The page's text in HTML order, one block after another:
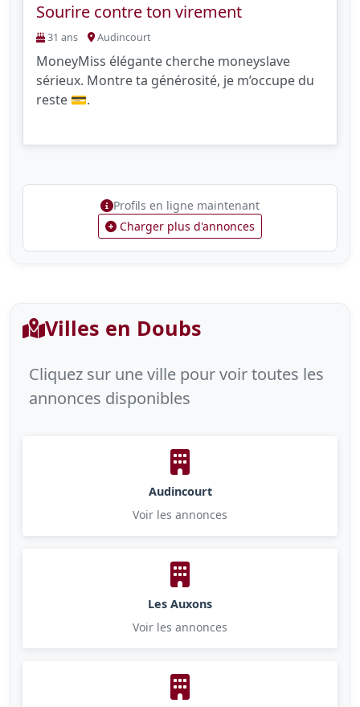
Sourire contre ton virement
31 ans Audincourt
MoneyMiss élégante cherche moneyslave
sérieux. Montre ta générosité, je m’occupe du
reste 💳.
Profils en ligne maintenant
Charger plus d'annonces
Villes en Doubs
Cliquez sur une ville pour voir toutes les
annonces disponibles
Audincourt
Voir les annonces
Les Auxons
Voir les annonces